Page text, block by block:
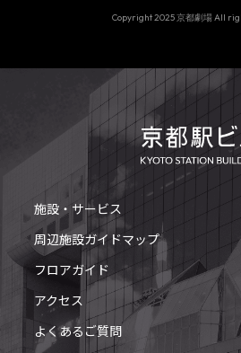
Copyright 2025 京都劇場 All
施設・サービス
周辺施設ガイドマップ
フロアガイド
アクセス
よくあるご質問